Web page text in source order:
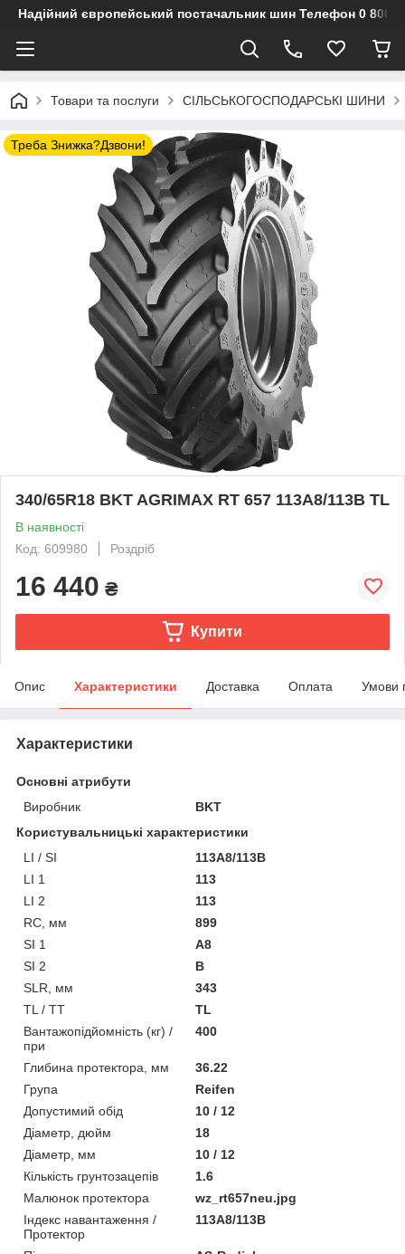
Надійний європейський постачальник шин Телефон 0 800
Товари та послуги СІЛЬСЬКОГОСПОДАРСЬКІ ШИНИ
Треба Знижка?Дзвони!
340/65R18 BKT AGRIMAX RT 657 113A8/113B TL
В наявності
Код: 609980
Роздріб
16 440 ₴
Купити
Опис Характеристики Доставка Оплата Умови
Характеристики
Основні атрибути
Виробник
BKT
Користувальницькі характеристики
LI / SI
113A8/113B
LI 1
113
LI 2
113
RC, мм
899
SI 1
A8
SI 2
B
SLR, мм
343
TL / TT
TL
Вантажопідйомність (кг) /
при
400
Глибина протектора, мм
36.22
Група
Reifen
Допустимий обід
10 / 12
Діаметр, дюйм
18
Діаметр, мм
10 / 12
Кількість грунтозацепів
1.6
Малюнок протектора
wz_rt657neu.jpg
Індекс навантаження /
Протектор
113A8/113B